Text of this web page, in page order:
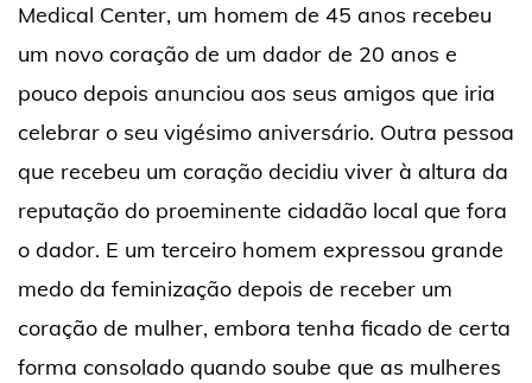
Medical Center, um homem de 45 anos recebeu
um novo coração de um dador de 20 anos e
pouco depois anunciou aos seus amigos que iria
celebrar o seu vigésimo aniversário. Outra pessoa
que recebeu um coração decidiu viver à altura da
reputação do proeminente cidadão local que fora
o dador. E um terceiro homem expressou grande
medo da feminização depois de receber um
coração de mulher, embora tenha ficado de certa
forma consolado quando soube que as mulheres